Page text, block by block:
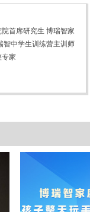
首席研究生 博瑞智家
智中学生训练营主训师
家